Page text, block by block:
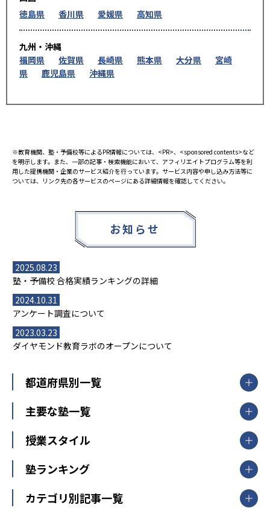
徳島県
香川県 愛媛県 高知県
九州・沖縄
福岡県
佐賀県 長崎県 熊本県 大分県
宮崎
県
鹿児島県 沖縄県
※教育機関、塾・予備校等によるPR情報については、<PR>、<sponsored contents>など
を明示します。また、一部の記事・検索機能において、アフィリエイトプログラム等を利
用した提携機関・企業のサービス紹介を行っています。サービス内容や申し込み方法等に
ついては、リンク先の各サービスのページにある詳細情報を確認してください。
お知らせ
2025.08.23
塾・予備校 合格実績ランキングの詳細
2024.10.31
アンケート調査について
2023.03.23
ダイヤモンド教育ラボのオープンについて
都道府県別一覧
北海道・東北
山形県
福島県
関東
東京都
神奈川県
茨城県
栃木県
群馬県
主要な塾一覧
【掲載塾一覧を見る】
東京個別指導学院
明光義塾
授業スタイル
個別指導
オンライン指導
塾ランキング
中学受験ランキング
カテゴリ別記事一覧